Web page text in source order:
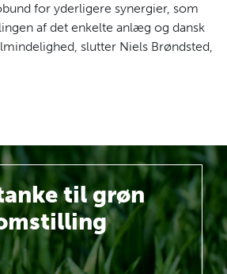
for yderligere synergier, som
af det enkelte anlæg og dansk
slutter Niels Brøndsted,
til grøn